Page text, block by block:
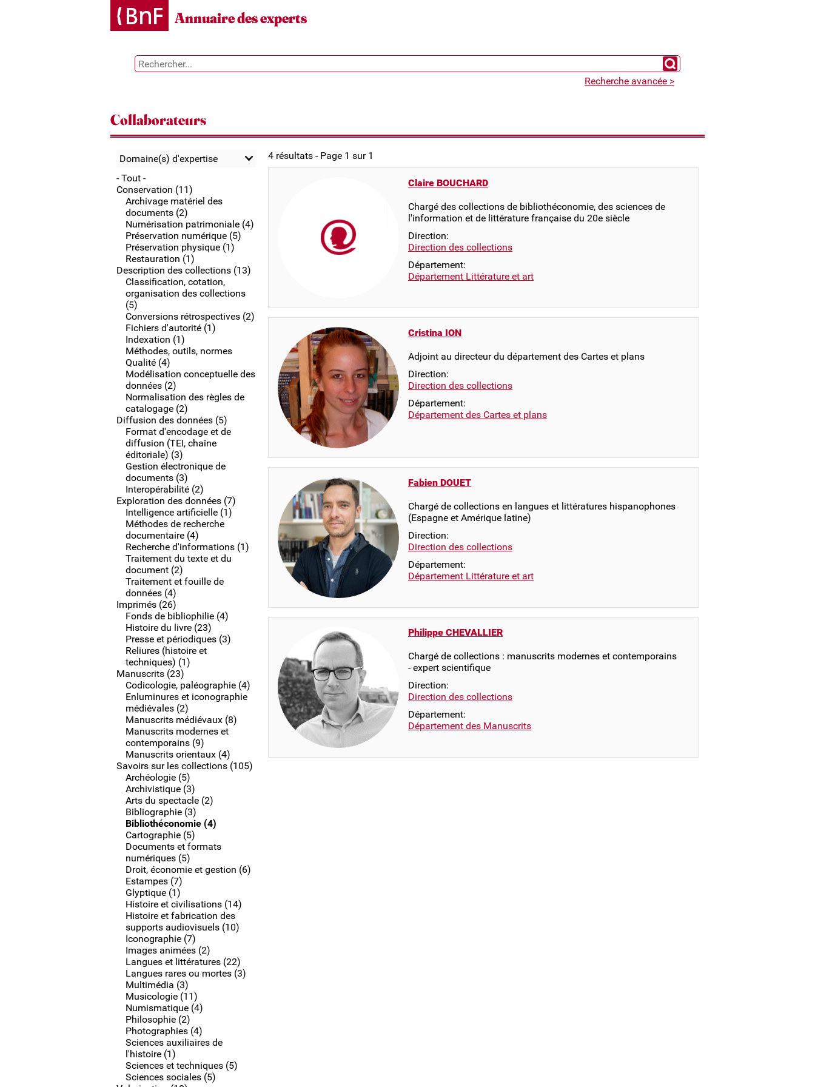
Annuaire des experts
Chercher un expert
Recherche avancée >
Collaborateurs
Domaine(s) d'expertise
- Tout -
Conservation (11)
Archivage matériel des
documents (2)
Numérisation patrimoniale (4)
Préservation numérique (5)
Préservation physique (1)
Restauration (1)
Description des collections (13)
Classification, cotation,
organisation des collections
(5)
Conversions rétrospectives (2)
Fichiers d'autorité (1)
Indexation (1)
Méthodes, outils, normes
Qualité (4)
Modélisation conceptuelle des
données (2)
Normalisation des règles de
catalogage (2)
Diffusion des données (5)
Format d'encodage et de
diffusion (TEI, chaîne
éditoriale) (3)
Gestion électronique de
documents (3)
Interopérabilité (2)
Exploration des données (7)
Intelligence artificielle (1)
Méthodes de recherche
documentaire (4)
Recherche d'informations (1)
Traitement du texte et du
document (2)
Traitement et fouille de
données (4)
Imprimés (26)
Fonds de bibliophilie (4)
Histoire du livre (23)
Presse et périodiques (3)
Reliures (histoire et
techniques) (1)
Manuscrits (23)
Codicologie, paléographie (4)
Enluminures et iconographie
médiévales (2)
Manuscrits médiévaux (8)
Manuscrits modernes et
contemporains (9)
Manuscrits orientaux (4)
Savoirs sur les collections (105)
Archéologie (5)
Archivistique (3)
Arts du spectacle (2)
Bibliographie (3)
Bibliothéconomie (4)
Cartographie (5)
Documents et formats
numériques (5)
Droit, économie et gestion (6)
Estampes (7)
Glyptique (1)
Histoire et civilisations (14)
Histoire et fabrication des
supports audiovisuels (10)
Iconographie (7)
Images animées (2)
Langues et littératures (22)
Langues rares ou mortes (3)
Multimédia (3)
Musicologie (11)
Numismatique (4)
Philosophie (2)
Photographies (4)
Sciences auxiliaires de
l'histoire (1)
Sciences et techniques (5)
Sciences sociales (5)
4 résultats - Page 1 sur 1
Claire BOUCHARD
Chargé des collections de bibliothéconomie, des sciences de
l'information et de littérature française du 20e siècle
Direction:
Direction des collections
Département:
Département Littérature et art
Cristina ION
Adjoint au directeur du département des Cartes et plans
Direction:
Direction des collections
Département:
Département des Cartes et plans
Fabien DOUET
Chargé de collections en langues et littératures hispanophones
(Espagne et Amérique latine)
Direction:
Direction des collections
Département:
Département Littérature et art
Philippe CHEVALLIER
Chargé de collections : manuscrits modernes et contemporains
- expert scientifique
Direction:
Direction des collections
Département:
Département des Manuscrits